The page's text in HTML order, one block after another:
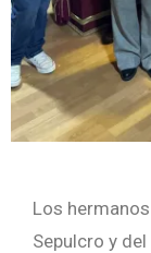
Los
Sepulcro y